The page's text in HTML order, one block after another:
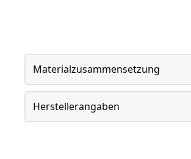
Materialzusammensetzung
Herstellerangaben